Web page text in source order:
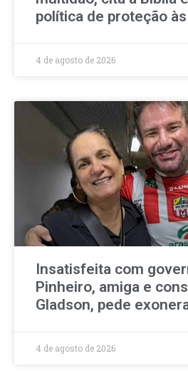
política de proteção
4 de agosto de 2026
Insatisfeita com
Pinheiro, amiga e
Gladson, pede
4 de agosto de 2026